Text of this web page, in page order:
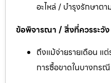
อะไหล่ / บำรุงรักษาต
ข้อพิจารณา / สิ่งที่ควรระวัง
ถึงแม้จ่ายรายเดือน แ
การซื้อขาดในบางกร